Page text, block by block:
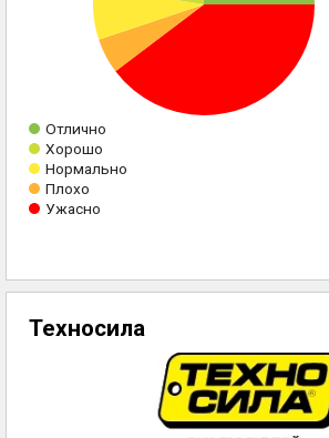
Отлично
Хорошо
Нормально
Плохо
Ужасно
Техносила